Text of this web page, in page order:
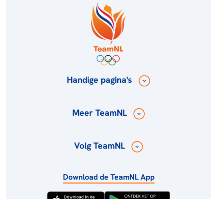
Handige pagina's
Meer TeamNL
Volg TeamNL
Download de TeamNL App